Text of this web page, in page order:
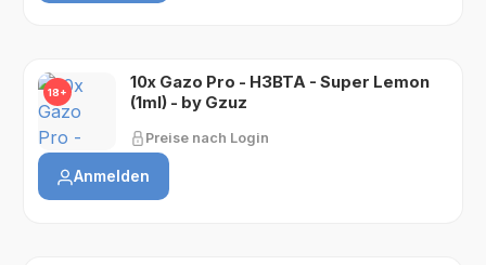
18+
10x Gazo Pro - H3BTA - Super Lemon
(1ml) - by Gzuz
Preise nach Login
Anmelden